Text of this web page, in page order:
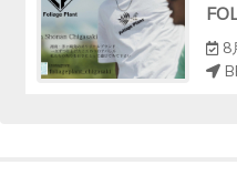
8